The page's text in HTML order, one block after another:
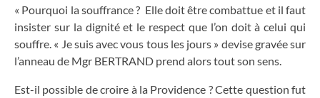
« Pourquoi la souffrance ? Elle doit être combattue et il faut
insister sur la dignité et le respect que l’on doit à celui qui
souffre. « Je suis avec vous tous les jours » devise gravée sur
l’anneau de Mgr BERTRAND prend alors tout son sens.
Est-il possible de croire à la Providence ? Cette question fut